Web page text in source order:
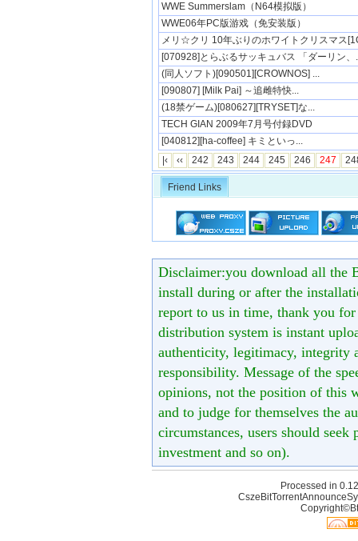
WWE Summerslam（N64模拟版）
WWE06年PC版游戏（免安装版）
メリ☆クリ 10年ぶりのホワイトクリスマス
[070928]とらぶるサッキュバス 「ダーリン、
(同人ソフト)[090501][CROWNOS] ...
[090807] [Milk Pai] ～追雌特快...
(18禁ゲーム)[080627][TRYSET]な...
TECH GIAN 2009年7月号付録DVD
[040812][ha-coffee] キミといっ...
|‹
‹‹ 242 243 244 245 246 247
Friend Links
Disclaimer:you download all the
install during or after the
report to us in time, thank you
distribution system is instant
authenticity, legitimacy, integrity
responsibility. Message of the
opinions, not the position of this
and to judge for themselves the
circumstances, users should
investment and so on).
Processed in